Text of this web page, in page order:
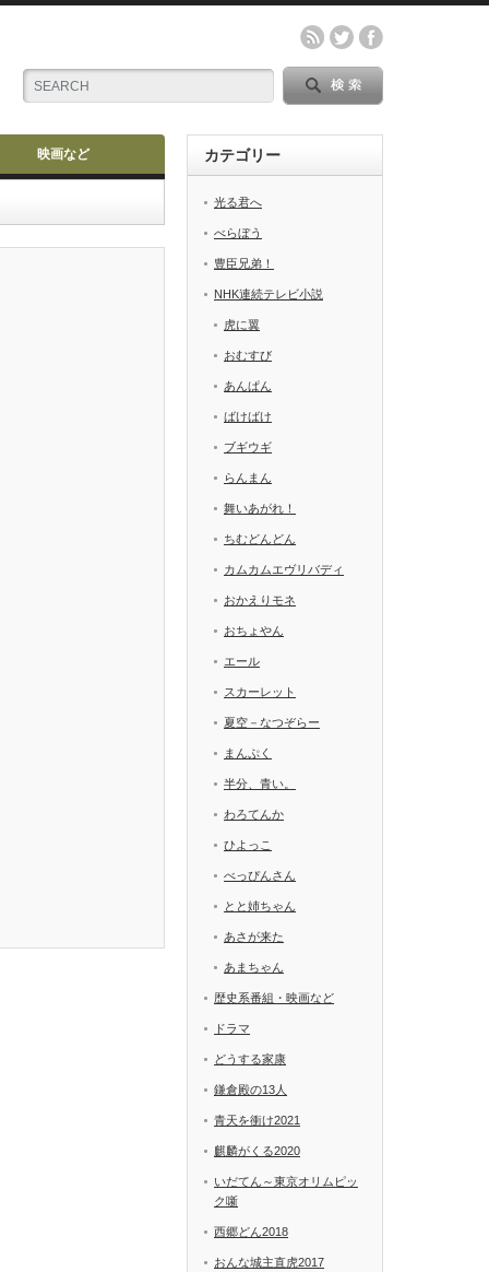
映画など カテゴリー
光る君へ
べらぼう
豊臣兄弟！
NHK連続テレビ小説
虎に翼
おむすび
あんぱん
ばけばけ
ブギウギ
らんまん
舞いあがれ！
ちむどんどん
カムカムエヴリバディ
おかえりモネ
おちょやん
エール
スカーレット
夏空－なつぞらー
まんぷく
半分、青い。
わろてんか
ひよっこ
べっぴんさん
とと姉ちゃん
あさが来た
あまちゃん
歴史系番組・映画など
ドラマ
どうする家康
鎌倉殿の13人
青天を衝け2021
麒麟がくる2020
いだてん～東京オリムピッ
ク噺
西郷どん2018
おんな城主直虎2017